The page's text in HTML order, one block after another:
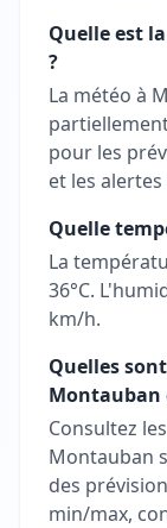
Quelle est
?
La météo à
pour les
et les
Quelle
La
36°C.
km/h.
Quelles
Montauban
Consultez
Montauban
des
min/max,